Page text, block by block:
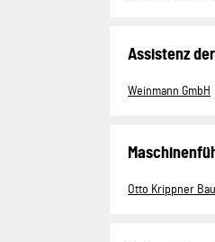
Assistenz
Weinmann GmbH
Otto Krippner